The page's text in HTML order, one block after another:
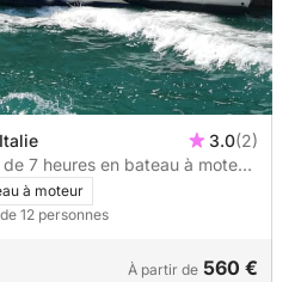
3.0(2)
7 heures en bateau à moteur
à moteur
12 personnes
À partir de 560 €